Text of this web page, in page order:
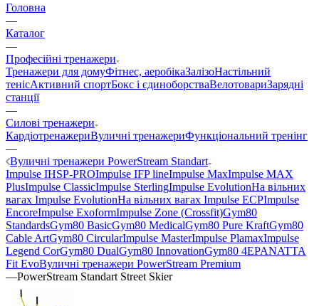
Головна
—
Каталог
—
Професійні тренажери
Тренажери для домуФітнес, аеробікаЗалізоНастільний
тенісАктивний спортБокс і єдиноборстваВелотовариЗарядні
станції
—
Силові тренажери
КардіотренажериВуличні тренажериФункціональний тренінг
—
Вуличні тренажери PowerStream Standart
Impulse IHSP-PROImpulse IFP lineImpulse MaxImpulse MAX
PlusImpulse ClassicImpulse SterlingImpulse EvolutionНа вільних
вагах Impulse EvolutionНа вільних вагах Impulse ECPImpulse
EncoreImpulse ExoformImpulse Zone (Crossfit)Gym80
StandardsGym80 BasicGym80 MedicalGym80 Pure KraftGym80
Cable ArtGym80 CircularImpulse MasterImpulse PlamaxImpulse
Legend CorGym80 DualGym80 InnovationGym80 4EPANATTA
Fit EvoВуличні тренажери PowerStream Premium
—PowerStream Standart Street Skier